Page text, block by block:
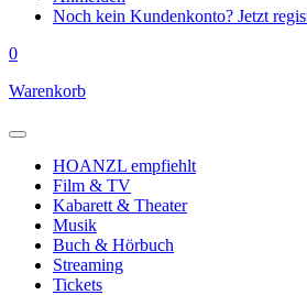
Noch kein Kundenkonto? Jetzt
0
Warenkorb
HOANZL empfiehlt
Film & TV
Kabarett & Theater
Musik
Buch & Hörbuch
Streaming
Tickets